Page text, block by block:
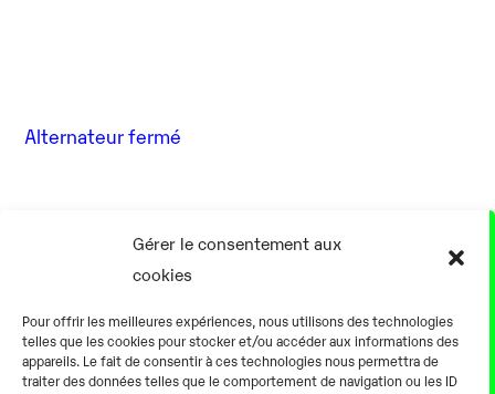
Gérer le consentement aux
cookies
Pour offrir les meilleures expériences, nous utilisons des technologies
telles que les cookies pour stocker et/ou accéder aux informations des
appareils. Le fait de consentir à ces technologies nous permettra de
traiter des données telles que le comportement de navigation ou les ID
Alternateur fermé